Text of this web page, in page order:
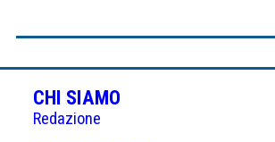
CHI SIAMO
Redazione